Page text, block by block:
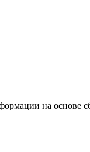
на основе